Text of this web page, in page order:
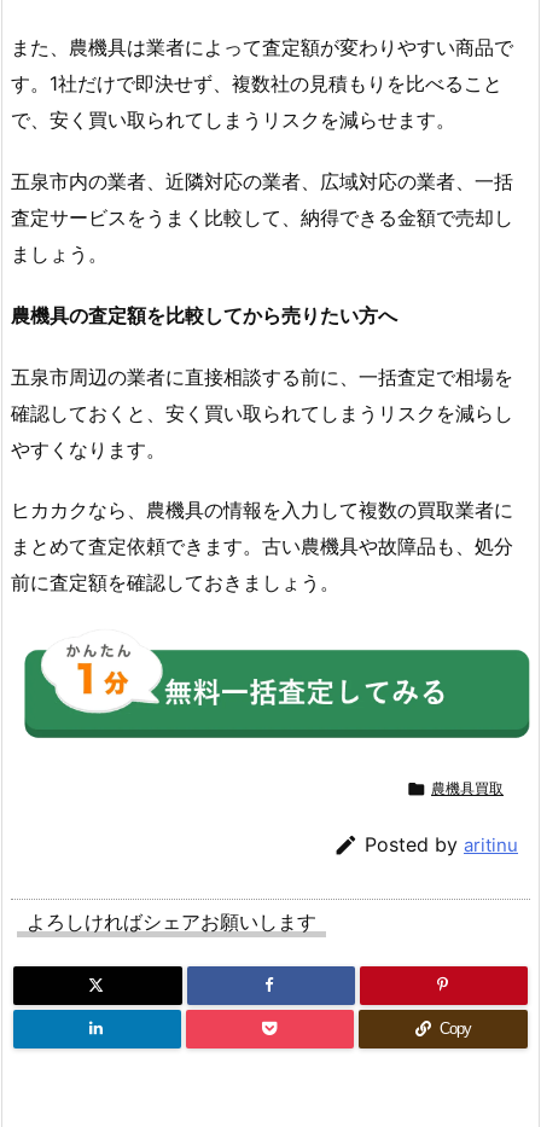
また、農機具は業者によって査定額が変わりやすい商品で
す。1社だけで即決せず、複数社の見積もりを比べること
で、安く買い取られてしまうリスクを減らせます。
五泉市内の業者、近隣対応の業者、広域対応の業者、一括
査定サービスをうまく比較して、納得できる金額で売却し
ましょう。
農機具の査定額を比較してから売りたい方へ
五泉市周辺の業者に直接相談する前に、一括査定で相場を
確認しておくと、安く買い取られてしまうリスクを減らし
やすくなります。
ヒカカクなら、農機具の情報を入力して複数の買取業者に
まとめて査定依頼できます。古い農機具や故障品も、処分
前に査定額を確認しておきましょう。
 農機具買取
 Posted by aritinu
よろしければシェアお願いします
Copy